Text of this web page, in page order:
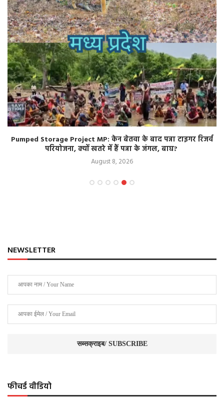
Pumped Storage Project MP: केन बेतवा के बाद पन्ना टाइगर रिजर्व
परियोजना, क्यों खतरे में हैं पन्ना के जंगल, बाघ?
August 8, 2026
NEWSLETTER
फीचर्ड वीडियो